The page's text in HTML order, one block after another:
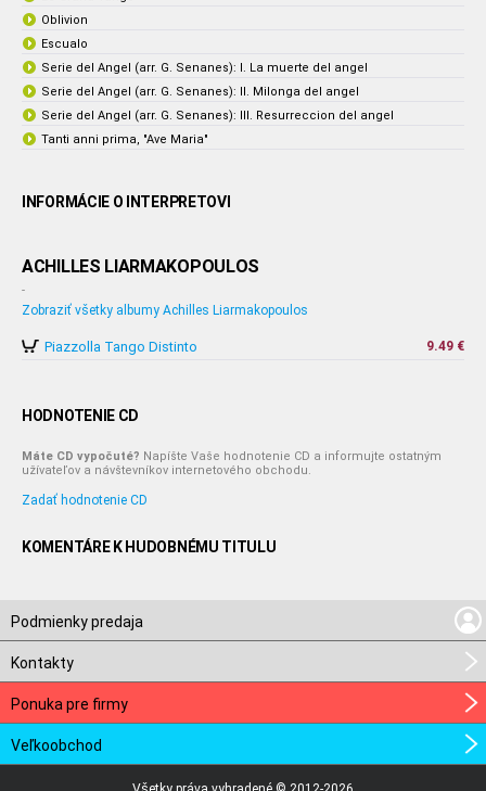
Oblivion
Escualo
Serie del Angel (arr. G. Senanes): I. La muerte del angel
Serie del Angel (arr. G. Senanes): II. Milonga del angel
Serie del Angel (arr. G. Senanes): III. Resurreccion del angel
Tanti anni prima, "Ave Maria"
INFORMÁCIE O INTERPRETOVI
ACHILLES LIARMAKOPOULOS
-
Zobraziť všetky albumy Achilles Liarmakopoulos
Piazzolla Tango Distinto 9.49 €
HODNOTENIE CD
Máte CD vypočuté? Napíšte Vaše hodnotenie CD a informujte ostatným
užívateľov a návštevníkov internetového obchodu.
Zadať hodnotenie CD
KOMENTÁRE K HUDOBNÉMU TITULU
Podmienky predaja
Kontakty
Ponuka pre firmy
Veľkoobchod